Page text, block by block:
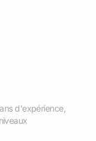
d'expérience,